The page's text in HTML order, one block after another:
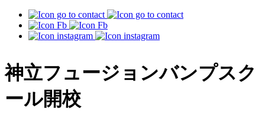
神立フュージョンバンプスク
ール開校